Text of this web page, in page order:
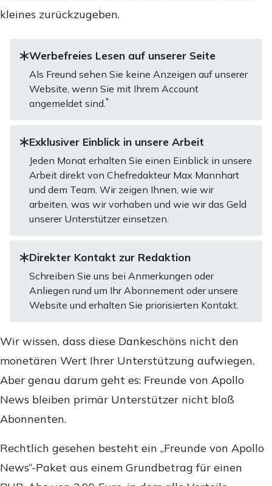
kleines zurückzugeben.
Werbefreies Lesen auf unserer Seite
Als Freund sehen Sie keine Anzeigen auf unserer
Website, wenn Sie mit Ihrem Account
angemeldet sind.*
Exklusiver Einblick in unsere Arbeit
Jeden Monat erhalten Sie einen Einblick in unsere
Arbeit direkt von Chefredakteur Max Mannhart
und dem Team. Wir zeigen Ihnen, wie wir
arbeiten, was wir vorhaben und wie wir das Geld
unserer Unterstützer einsetzen.
Direkter Kontakt zur Redaktion
Schreiben Sie uns bei Anmerkungen oder
Anliegen rund um Ihr Abonnement oder unsere
Website und erhalten Sie priorisierten Kontakt.
Wir wissen, dass diese Dankeschöns nicht den
monetären Wert Ihrer Unterstützung aufwiegen.
Aber genau darum geht es: Freunde von Apollo
News bleiben primär Unterstützer nicht bloß
Abonnenten.
Rechtlich gesehen besteht ein „Freunde von Apollo
News“-Paket aus einem Grundbetrag für einen